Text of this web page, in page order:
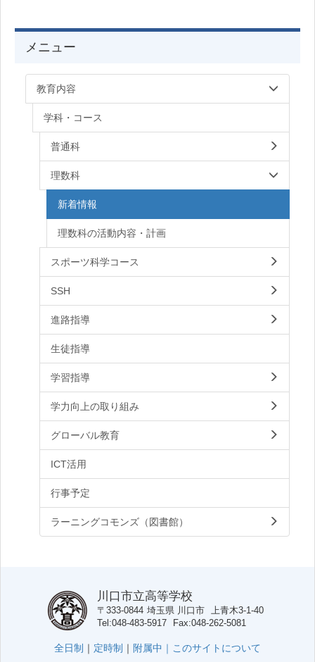
メニュー
教育内容
学科・コース
普通科
理数科
新着情報
理数科の活動内容・計画
スポーツ科学コース
SSH
進路指導
生徒指導
学習指導
学力向上の取り組み
グローバル教育
ICT活用
行事予定
ラーニングコモンズ（図書館）
川口市立高等学校
〒333-0844 埼玉県 川口市 上青木3-1-40
Tel 048-483-5917 Fax 048-262-5081
全日制 ｜ 定時制 ｜ 附属中｜ このサイトについて